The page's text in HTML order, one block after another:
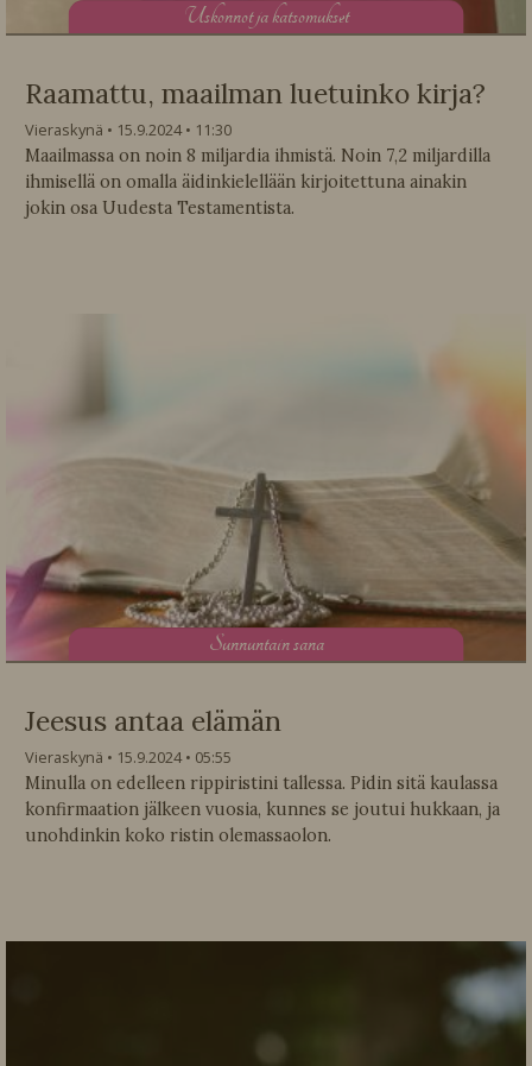
Uskonnot ja katsomukset
Raamattu, maailman luetuinko kirja?
Vieraskynä 15.9.2024
11:30
Maailmassa on noin 8 miljardia ihmistä. Noin 7,2 miljardilla
ihmisellä on omalla äidinkielellään kirjoitettuna ainakin
jokin osa Uudesta Testamentista.
Sunnuntain sana
Jeesus antaa elämän
Vieraskynä 15.9.2024
05:55
Minulla on edelleen rippiristini tallessa. Pidin sitä kaulassa
konfirmaation jälkeen vuosia, kunnes se joutui hukkaan, ja
unohdinkin koko ristin olemassaolon.